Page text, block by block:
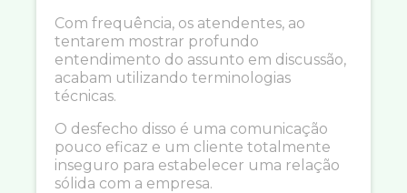
Com frequência, os atendentes, ao
tentarem mostrar profundo
entendimento do assunto em discussão,
acabam utilizando terminologias
técnicas.
O desfecho disso é uma comunicação
pouco eficaz e um cliente totalmente
inseguro para estabelecer uma relação
sólida com a empresa.